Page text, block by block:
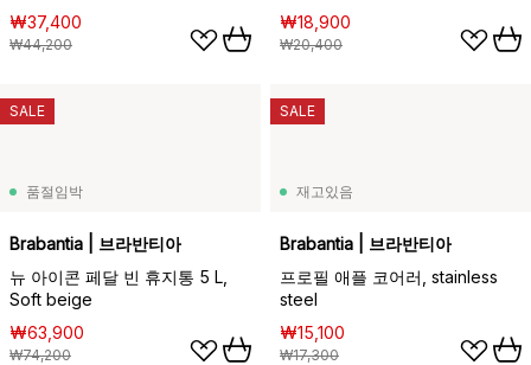
₩37,400
₩44,200
₩18,900
₩20,400
품절임박
Brabantia | 브라반티아
뉴 아이콘 페달 빈 휴지통 5 L,
Soft beige
₩63,900
₩74,200
SALE
재고있음
Brabantia | 브라반티아
프로필 애플 코어러, stainless
steel
₩15,100
₩17,300
SALE